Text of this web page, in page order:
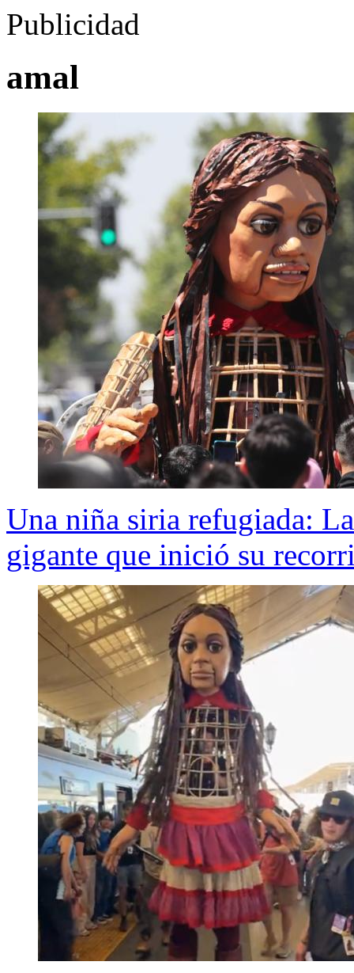
Publicidad
amal
Una niña siria refugiada:
gigante que inició su